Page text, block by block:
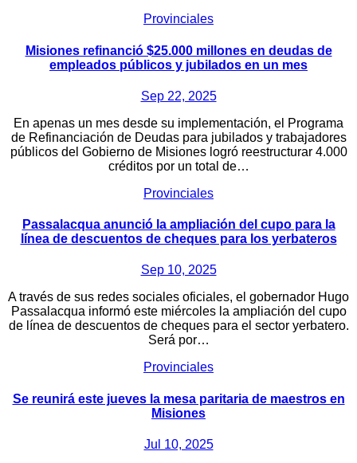
Provinciales
Misiones refinanció $25.000 millones en deudas de
empleados públicos y jubilados en un mes
Sep 22, 2025
En apenas un mes desde su implementación, el Programa
de Refinanciación de Deudas para jubilados y trabajadores
públicos del Gobierno de Misiones logró reestructurar 4.000
créditos por un total de…
Provinciales
Passalacqua anunció la ampliación del cupo para la
línea de descuentos de cheques para los yerbateros
Sep 10, 2025
A través de sus redes sociales oficiales, el gobernador Hugo
Passalacqua informó este miércoles la ampliación del cupo
de línea de descuentos de cheques para el sector yerbatero.
Será por…
Provinciales
Se reunirá este jueves la mesa paritaria de maestros en
Misiones
Jul 10, 2025